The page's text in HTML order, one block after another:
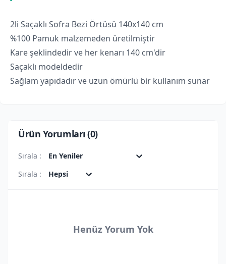
2li Saçaklı Sofra Bezi Örtüsü 140x140 cm
%100 Pamuk malzemeden üretilmiştir
Kare şeklindedir ve her kenarı 140 cm'dir
Saçaklı modeldedir
Sağlam yapıdadır ve uzun ömürlü bir kullanım sunar
Ürün Yorumları (0)
Sırala :
En Yeniler
Sırala :
Hepsi
Henüz Yorum Yok